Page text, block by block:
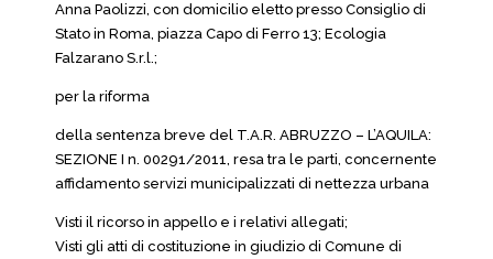
Anna Paolizzi, con domicilio eletto presso Consiglio di
Stato in Roma, piazza Capo di Ferro 13; Ecologia
Falzarano S.r.l.;
per la riforma
della sentenza breve del T.A.R. ABRUZZO – L’AQUILA:
SEZIONE I n. 00291/2011, resa tra le parti, concernente
affidamento servizi municipalizzati di nettezza urbana
Visti il ricorso in appello e i relativi allegati;
Visti gli atti di costituzione in giudizio di Comune di